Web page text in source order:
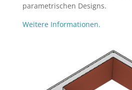
parametrischen Designs.
Weitere Informationen.